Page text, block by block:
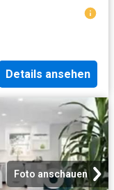
Details ansehen
Foto anschauen